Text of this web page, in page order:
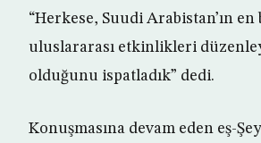
“Herkese, Suudi Arabistan’ın
uluslararası etkinlikleri
olduğunu ispatladık” dedi.
Konuşmasına devam eden eş-